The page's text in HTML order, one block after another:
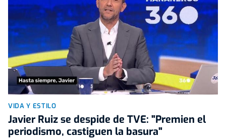
VIDA Y ESTILO
Javier Ruiz se despide de TVE: "Premien el
periodismo, castiguen la basura"